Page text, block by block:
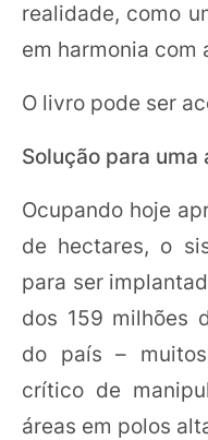
realidade, como
em harmonia com
O livro pode ser
Solução para
Ocupando hoje
de hectares, o
para ser
dos 159 milhões
do país –
crítico de
áreas em polos